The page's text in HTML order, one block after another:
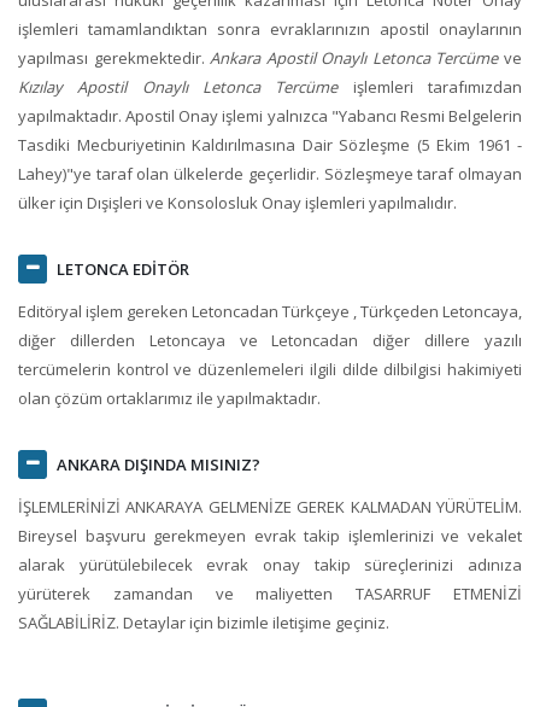
işlemleri tamamlandıktan sonra evraklarınızın apostil onaylarının
yapılması gerekmektedir.Ankara Apostil Onaylı Letonca Tercümeve
Kızılay Apostil Onaylı Letonca Tercümeişlemleri tarafımızdan
yapılmaktadır. Apostil Onay işlemi yalnızca "Yabancı Resmi Belgelerin
Tasdiki Mecburiyetinin Kaldırılmasına Dair Sözleşme (5 Ekim 1961 -
Lahey)"ye taraf olan ülkelerde geçerlidir. Sözleşmeye taraf olmayan
ülker için Dışişleri ve Konsolosluk Onay işlemleri yapılmalıdır.
LETONCA EDİTÖR
Editöryal işlem gereken Letoncadan Türkçeye , Türkçeden Letoncaya,
diğer dillerden Letoncaya ve Letoncadan diğer dillere yazılı
tercümelerin kontrol ve düzenlemeleri ilgili dilde dilbilgisi hakimiyeti
olan çözüm ortaklarımız ile yapılmaktadır.
ANKARA DIŞINDA MISINIZ?
İŞLEMLERİNİZİ ANKARAYA GELMENİZE GEREK KALMADAN YÜRÜTELİM.
Bireysel başvuru gerekmeyen evrak takip işlemlerinizi ve vekalet
alarak yürütülebilecek evrak onay takip süreçlerinizi adınıza
yürüterek zamandan ve maliyetten TASARRUF ETMENİZİ
SAĞLABİLİRİZ. Detaylar için bizimle iletişime geçiniz.